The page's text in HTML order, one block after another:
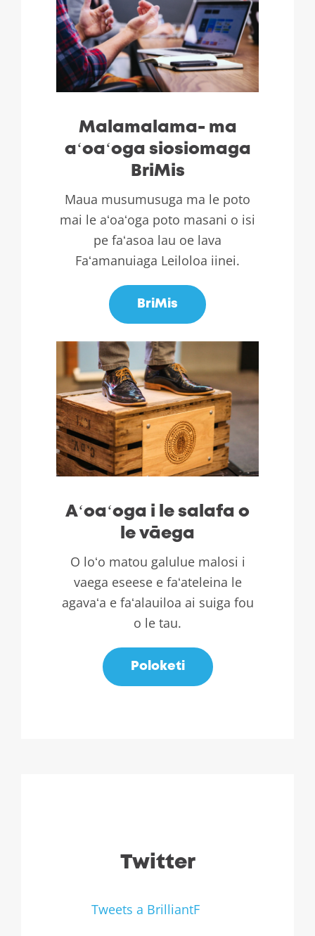
Malamalama- ma
aʻoaʻoga siosiomaga
BriMis
Maua musumusuga ma le poto
mai le aʻoaʻoga poto masani o isi
pe faʻasoa lau oe lava
Faʻamanuiaga Leiloloa iinei.
BriMis
Aʻoaʻoga i le salafa o
le vāega
O loʻo matou galulue malosi i
vaega eseese e faʻateleina le
agavaʻa e faʻalauiloa ai suiga fou
o le tau.
Poloketi
Twitter
Tweets a BrilliantF